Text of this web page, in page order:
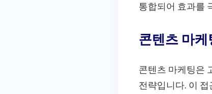
통합되어 효과를
콘텐츠 마케
콘텐츠 마케팅은
전략입니다. 이